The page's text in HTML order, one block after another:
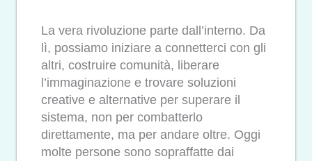
La vera rivoluzione parte dall’interno. Da
lì, possiamo iniziare a connetterci con gli
altri, costruire comunità, liberare
l’immaginazione e trovare soluzioni
creative e alternative per superare il
sistema, non per combatterlo
direttamente, ma per andare oltre. Oggi
molte persone sono sopraffatte dai